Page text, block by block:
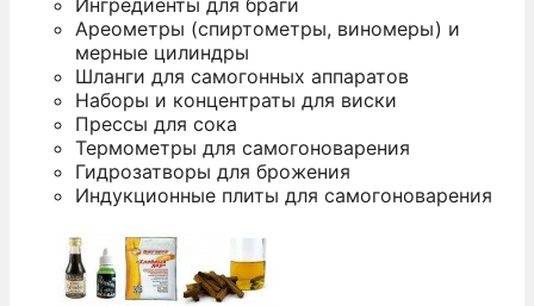
Ареометры (спиртометры, виномеры) и
мерные цилиндры
Шланги для самогонных аппаратов
Наборы и концентраты для виски
Прессы для сока
Термометры для самогоноварения
Гидрозатворы для брожения
Индукционные плиты для самогоноварения